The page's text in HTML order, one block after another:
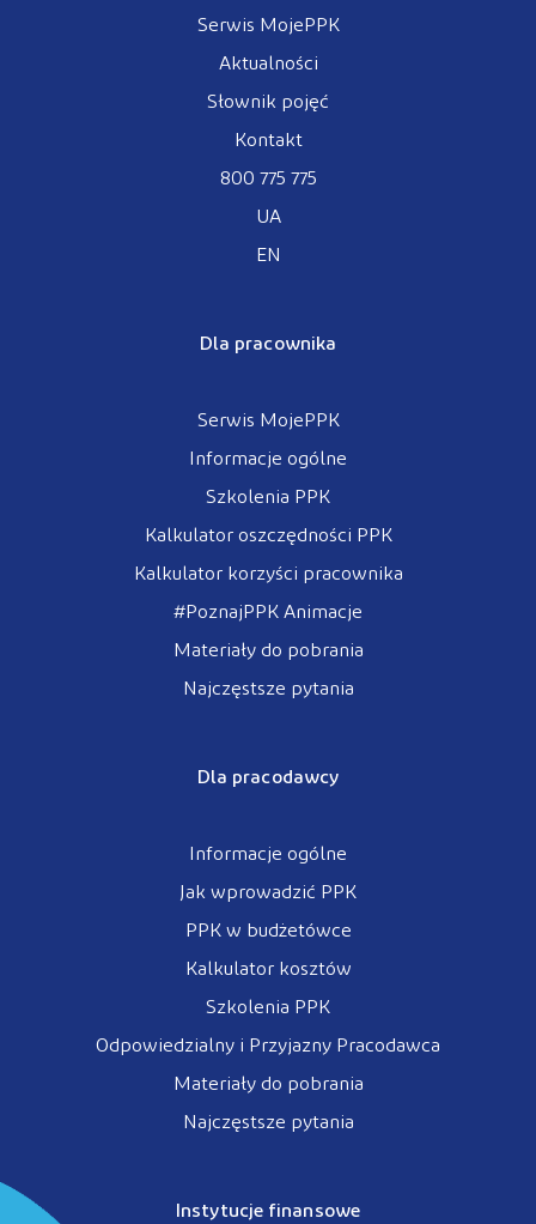
Serwis MojePPK
Aktualności
Słownik pojęć
Kontakt
800 775 775
UA
EN
Dla pracownika
Serwis MojePPK
Informacje ogólne
Szkolenia PPK
Kalkulator oszczędności PPK
Kalkulator korzyści pracownika
#PoznajPPK Animacje
Materiały do pobrania
Najczęstsze pytania
Dla pracodawcy
Informacje ogólne
Jak wprowadzić PPK
PPK w budżetówce
Kalkulator kosztów
Szkolenia PPK
Odpowiedzialny i Przyjazny Pracodawca
Materiały do pobrania
Najczęstsze pytania
Instytucje finansowe